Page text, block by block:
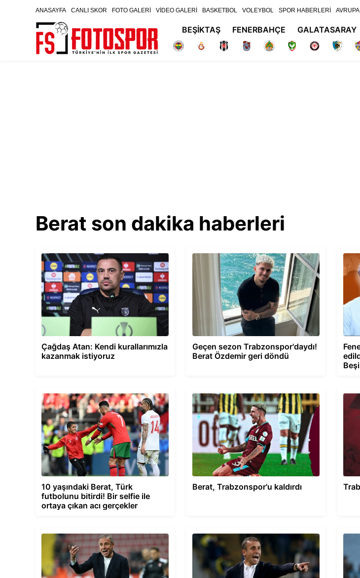
ANASAYFA CANLI SKOR FOTO GALERİ VİDEO GALERİ BASKETBOL VOLEYBOL SPOR HABERLERİ
BEŞİKTAŞ FENERBAHÇE GALATASARAY
Berat son dakika haberleri
Çağdaş Atan: Kendi kurallarımızla
kazanmak istiyoruz
Geçen sezon Trabzonspor'daydı!
Berat Özdemir geri döndü
10 yaşındaki Berat, Türk
futbolunu bitirdi! Bir selfie ile
ortaya çıkan acı gerçekler
Berat, Trabzonspor'u kaldırdı